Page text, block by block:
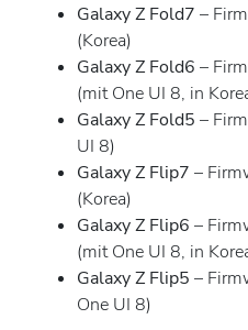
Galaxy Z Fold7 –
(Korea)
Galaxy Z Fold6 –
(mit One UI 8, in
Galaxy Z Fold5 –
UI 8)
Galaxy Z Flip7 –
(Korea)
Galaxy Z Flip6 –
(mit One UI 8, in
Galaxy Z Flip5 –
One UI 8)